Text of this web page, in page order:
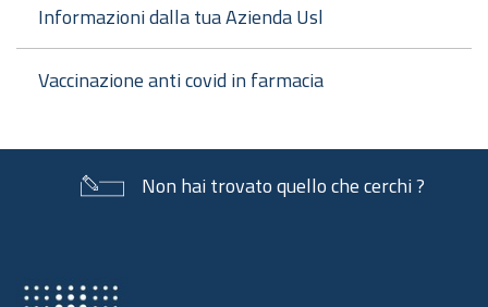
Informazioni dalla tua Azienda Usl
Vaccinazione anti covid in farmacia
Non hai trovato quello che cerchi ?